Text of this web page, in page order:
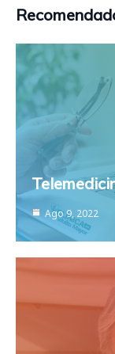
Ago 9, 2022